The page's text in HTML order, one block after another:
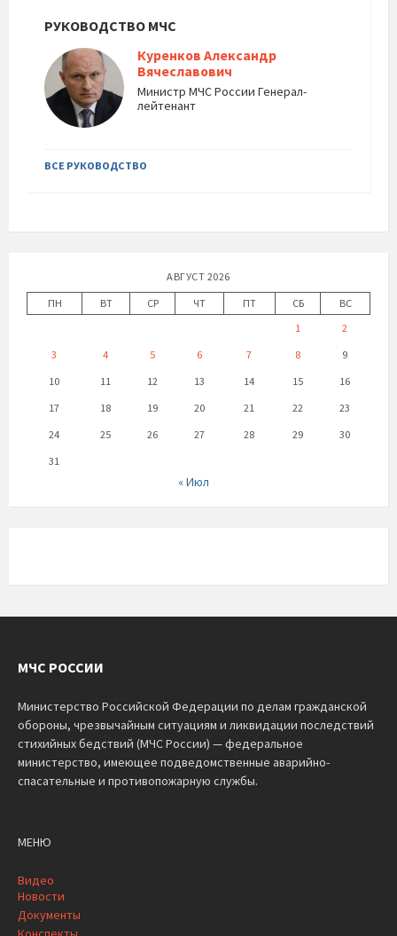
РУКОВОДСТВО МЧС
Куренков Александр
Вячеславович
Министр МЧС России Генерал-
лейтенант
ВСЕ РУКОВОДСТВО
АВГУСТ 2026
ПН
ВТ СР ЧТ ПТ СБ
ВС
1
2
3
4 5 6 7 8
9
10
11 12 13 14 15
16
17
18 19 20 21 22
23
24
25 26 27 28 29
30
31
« Июл
МЧС РОССИИ
Министерство Российской Федерации по делам гражданской
обороны, чрезвычайным ситуациям и ликвидации последствий
стихийных бедствий (МЧС России) — федеральное
министерство, имеющее подведомственные аварийно-
спасательные и противопожарную службы.
МЕНЮ
Видео
Новости
Документы